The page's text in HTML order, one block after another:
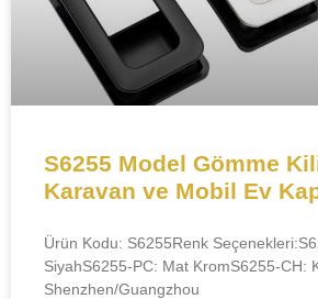
S6255 Model Gömme
Karavan ve Mobil Ev
Ürün Kodu:​​ S6255​​Renk
SiyahS6255-PC: Mat KromS6255-CH:
Shenzhen/Guangzhou​